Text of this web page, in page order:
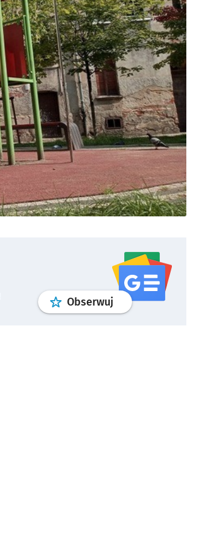
Obserwuj profilgoogle news